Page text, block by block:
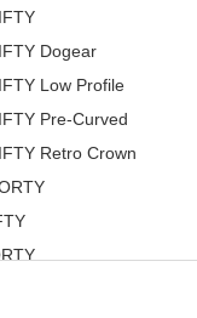
Dogear
Low Profile
Pre-Curved
Retro Crown
APEX